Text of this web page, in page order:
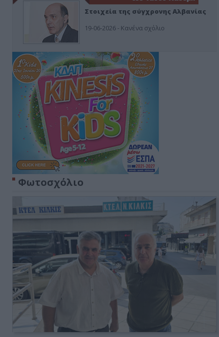
Στοιχεία της σύγχρονης Αλβανίας
19-06-2026 - Κανένα σχόλιο
Φωτοσχόλιο